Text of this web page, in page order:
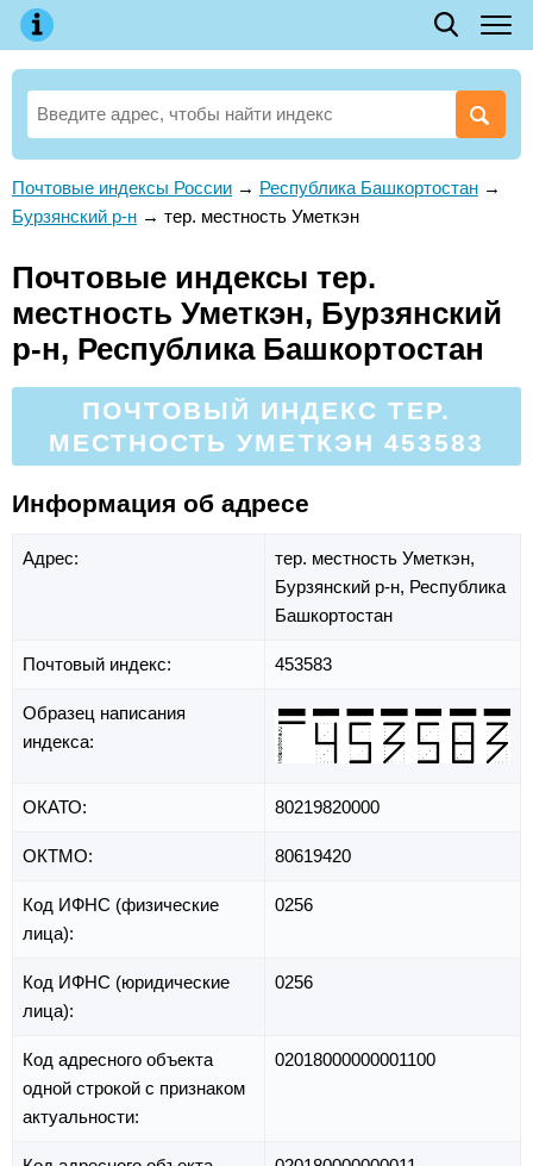
Почтовые индексы России → Республика Башкортостан →
Бурзянский р-н → тер. местность Уметкэн
Почтовые индексы тер.
местность Уметкэн, Бурзянский
р-н, Республика Башкортостан
ПОЧТОВЫЙ ИНДЕКС ТЕР.
МЕСТНОСТЬ УМЕТКЭН 453583
Информация об адресе
Адрес:
тер. местность Уметкэн,
Бурзянский р-н, Республика
Башкортостан
Почтовый индекс: 453583
Образец написания
индекса:
ОКАТО: 80219820000
ОКТМО: 80619420
Код ИФНС (физические
лица):
0256
Код ИФНС (юридические
лица):
0256
Код адресного объекта
одной строкой с признаком
актуальности:
02018000000001100